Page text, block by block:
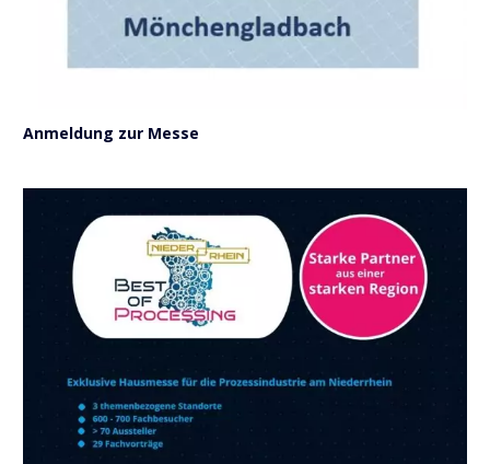
Anmeldung zur Messe